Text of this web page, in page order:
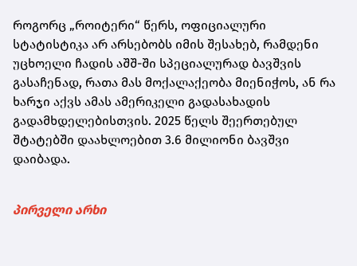
როგორც „როიტერი“ წერს, ოფიციალური
სტატისტიკა არ არსებობს იმის შესახებ, რამდენი
უცხოელი ჩადის აშშ-ში სპეციალურად ბავშვის
გასაჩენად, რათა მას მოქალაქეობა მიენიჭოს, ან რა
ხარჯი აქვს ამას ამერიკელი გადასახადის
გადამხდელებისთვის. 2025 წელს შეერთებულ
შტატებში დაახლოებით 3.6 მილიონი ბავშვი
დაიბადა.
პირველი არხი